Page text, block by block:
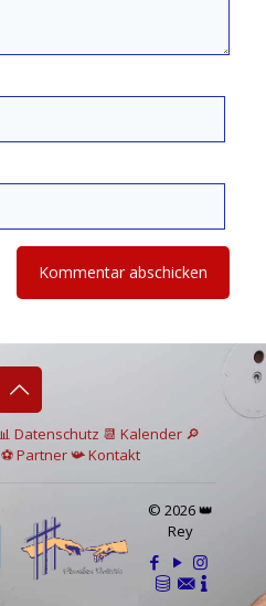
Datenschutz 📆 Kalender 🔎
⚽Partner📯Kontakt
© 2026 👑
Rey